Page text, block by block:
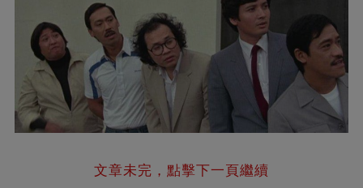
文章未完，點擊下一頁繼續